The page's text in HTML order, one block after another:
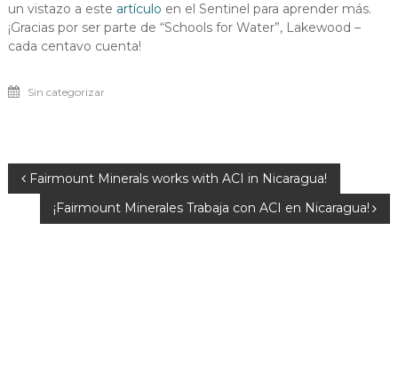
un vistazo a este artículo en el Sentinel para aprender más.
¡Gracias por ser parte de “Schools for Water”, Lakewood –
cada centavo cuenta!
Sin categorizar
Post
navigation
Fairmount Minerals works with ACI in Nicaragua!
¡Fairmount Minerales Trabaja con ACI en Nicaragua!